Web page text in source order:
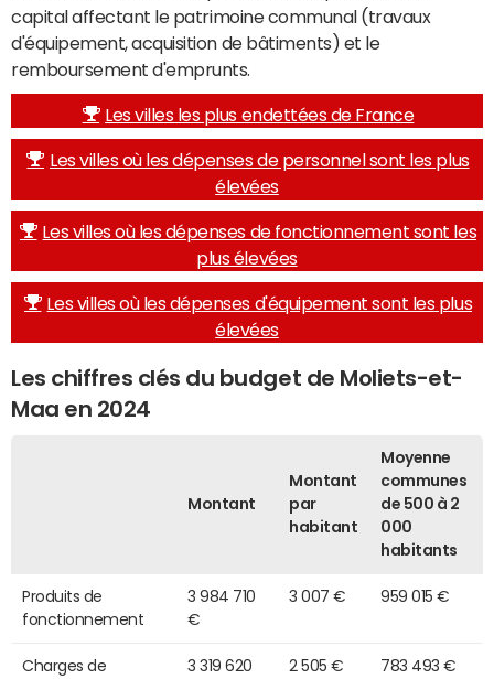
capital affectant le patrimoine communal (travaux
d'équipement, acquisition de bâtiments) et le
remboursement d'emprunts.
Les villes les plus endettées de France
Les villes où les dépenses de personnel sont les plus
élevées
Les villes où les dépenses de fonctionnement sont les
plus élevées
Les villes où les dépenses d'équipement sont les plus
élevées
Les chiffres clés du budget de Moliets-et-
Maa en 2024
Montant
Montant
par
habitant
Moyenne
communes
de 500 à 2
000
habitants
Produits de
fonctionnement
3 984 710
€
3 007 € 959 015 €
Charges de
3 319 620
2 505 € 783 493 €